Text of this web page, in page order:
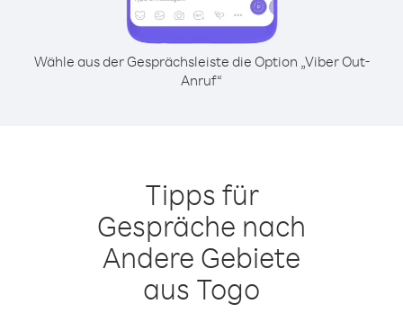
Wähle aus der Gesprächsleiste die Option „Viber Out-
Anruf“
Tipps für
Gespräche nach
Andere Gebiete
aus Togo